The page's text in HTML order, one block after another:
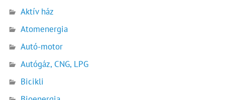
Aktív ház
Atomenergia
Autó-motor
Autógáz, CNG, LPG
Bicikli